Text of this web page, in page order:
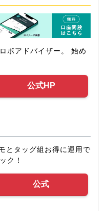
ボアドバイザー。 始め
公式HP
とタッグ組お得に運用で
ク！
公式